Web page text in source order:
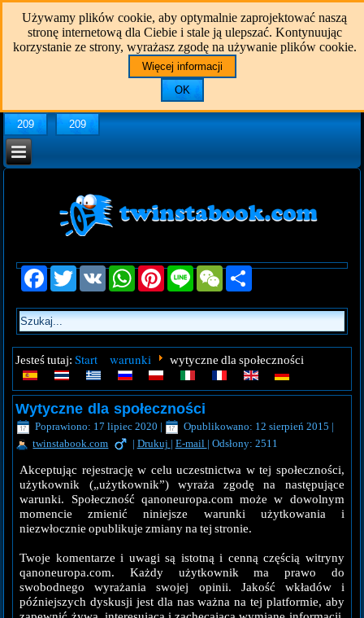
Używamy plików cookie, aby optymalnie zaprojektować naszą
stronę internetową dla Ciebie i stale ją ulepszać. Kontynuując
korzystanie ze strony, wyrażasz zgodę na używanie plików cookie.
Więcej informacji
OK
209 209
FacebookTwitterVK WhatsAppPinterest
Line WeChatShare
Jesteś tutaj:Start warunki wytyczne dla społeczności
Wytyczne dla społeczności
Poprawiono: 17 lipiec 2020 | Opublikowano: 12 sierpień 2015 |
twinstabook.com
| Drukuj | E-mail | Odsłony: 2511
Akceptując rejestrację w celu uczestnictwa w tej społeczności,
użytkownik („użytkownik”) wyraża zgodę na następujące
warunki. Społeczność qanoneuropa.com może w dowolnym
momencie zmienić niniejsze warunki użytkowania i
niezwłocznie opublikuje zmiany na tej stronie.
Twoje komentarze i uwagi są istotną i cenną częścią witryny
qanoneuropa.com. Każdy użytkownik ma prawo do
swobodnego wyrażania swojej opinii. Jakość wkładów i
późniejszych dyskusji jest dla nas ważna na tej platformie, aby